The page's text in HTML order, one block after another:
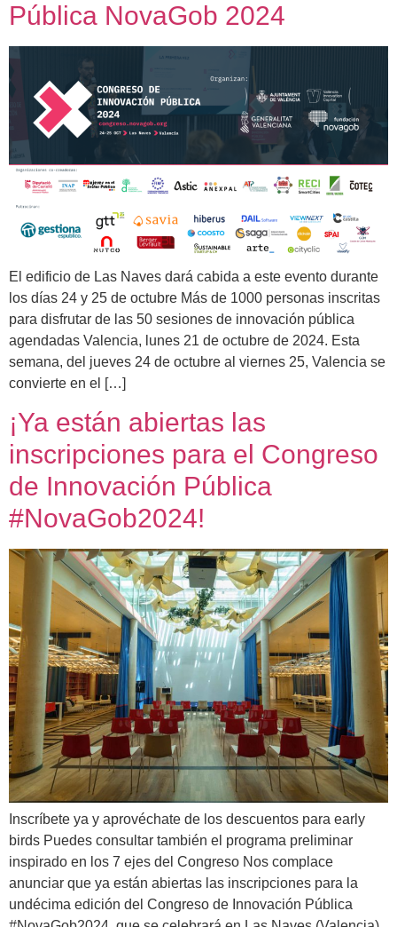
Pública NovaGob 2024
El edificio de Las Naves dará cabida a este evento durante
los días 24 y 25 de octubre Más de 1000 personas inscritas
para disfrutar de las 50 sesiones de innovación pública
agendadas Valencia, lunes 21 de octubre de 2024. Esta
semana, del jueves 24 de octubre al viernes 25, Valencia se
convierte en el […]
¡Ya están abiertas las
inscripciones para el Congreso
de Innovación Pública
#NovaGob2024!
Inscríbete ya y aprovéchate de los descuentos para early
birds Puedes consultar también el programa preliminar
inspirado en los 7 ejes del Congreso Nos complace
anunciar que ya están abiertas las inscripciones para la
undécima edición del Congreso de Innovación Pública